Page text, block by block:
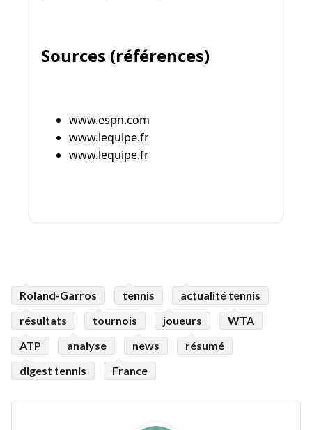
Roland-Garros tennis
actualité tennis
résultats
tournois joueurs
WTA
ATP
analyse news
résumé
digest tennis
France